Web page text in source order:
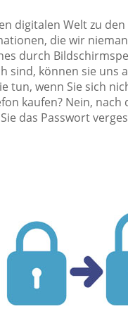
digitalen Welt zu
die wir
durch
können sie uns
tun, wenn Sie sich
kaufen? Nein,
das Passwort